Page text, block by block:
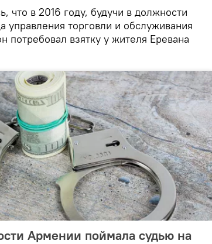
что в 2016 году, будучи в должности
управления торговли и обслуживания
потребовал взятку у жителя Еревана
Армении поймала судью на